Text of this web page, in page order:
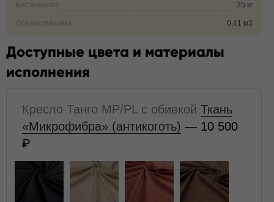
Вес изделия 25 кг
Объем упаковки 0,41 м3
Доступные цвета и материалы
исполнения
Кресло Танго MP/PL с обивкой Ткань
«Микрофибра» (антикоготь) — 10 500